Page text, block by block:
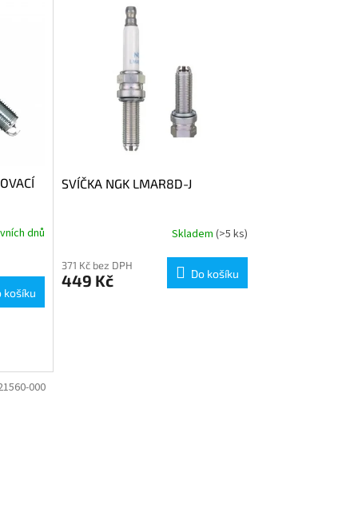
dnů
košíku
SVÍČKA NGK LMAR8D-J
Skladem (>5 ks)
371 Kč bez DPH
449 Kč Do košíku
000